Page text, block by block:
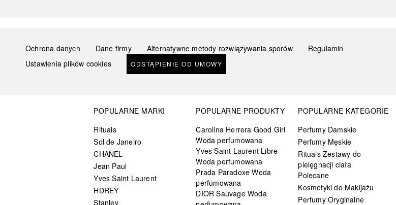
Ochrona danych Dane firmy Alternatywne metody rozwiązywania sporów
Regulamin
Ustawienia plików cookies
ODSTĄPIENIE OD UMOWY
POPULARNE MARKI
Rituals
Sol de Janeiro
CHANEL
Jean Paul
Yves Saint Laurent
HDREY
Stanley
POPULARNE PRODUKTY
Carolina Herrera Good Girl
Woda perfumowana
Yves Saint Laurent Libre
Woda perfumowana
Prada Paradoxe Woda
perfumowana
DIOR Sauvage Woda
POPULARNE KATEGORIE
Perfumy Damskie
Perfumy Męskie
Rituals Zestawy do
pielęgnacji ciała
Polecane
Kosmetyki do Makijażu
Perfumy Oryginalne